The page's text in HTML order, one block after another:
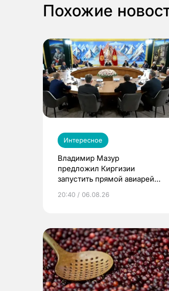
Похожие
Интересное
Владимир Мазур
предложил Киргизии
запустить прямой авиарейс
20:40 / 06.08.26